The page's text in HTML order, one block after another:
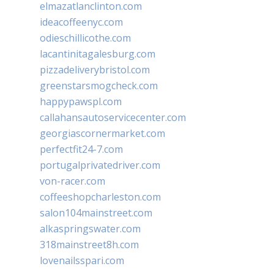
elmazatlanclinton.com
ideacoffeenyc.com
odieschillicothe.com
lacantinitagalesburg.com
pizzadeliverybristol.com
greenstarsmogcheck.com
happypawspl.com
callahansautoservicecenter.com
georgiascornermarket.com
perfectfit24-7.com
portugalprivatedriver.com
von-racer.com
coffeeshopcharleston.com
salon104mainstreet.com
alkaspringswater.com
318mainstreet8h.com
lovenailsspari.com